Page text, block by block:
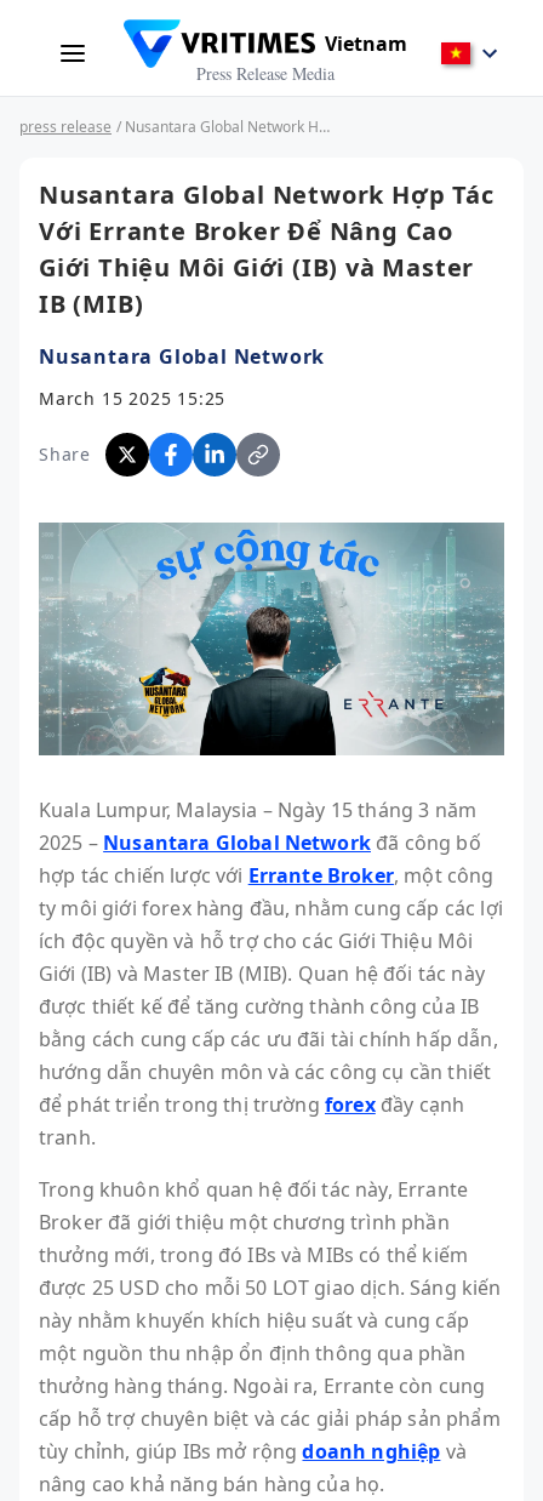
Vietnam
Press Release Media
press release / Nusantara Global Network Hợp Tác Với Errante Broker Để Nâng Cao Giới Thiệu Môi Giới (IB) và Master IB (MIB)
Nusantara Global Network Hợp Tác
Với Errante Broker Để Nâng Cao
Giới Thiệu Môi Giới (IB) và Master
IB (MIB)
Nusantara Global Network
March 15 2025 15:25
Share
Kuala Lumpur, Malaysia – Ngày 15 tháng 3 năm
2025 – Nusantara Global Networkđã công bố
hợp tác chiến lược với Errante Broker, một công
ty môi giới forex hàng đầu, nhằm cung cấp các lợi
ích độc quyền và hỗ trợ cho các Giới Thiệu Môi
Giới (IB) và Master IB (MIB). Quan hệ đối tác này
được thiết kế để tăng cường thành công của IB
bằng cách cung cấp các ưu đãi tài chính hấp dẫn,
hướng dẫn chuyên môn và các công cụ cần thiết
để phát triển trong thị trường forexđầy cạnh
tranh.
Trong khuôn khổ quan hệ đối tác này, Errante
Broker đã giới thiệu một chương trình phần
thưởng mới, trong đó IBs và MIBs có thể kiếm
được 25 USD cho mỗi 50 LOT giao dịch. Sáng kiến
này nhằm khuyến khích hiệu suất và cung cấp
một nguồn thu nhập ổn định thông qua phần
thưởng hàng tháng. Ngoài ra, Errante còn cung
cấp hỗ trợ chuyên biệt và các giải pháp sản phẩm
tùy chỉnh, giúp IBs mở rộngdoanh nghiệp và
nâng cao khả năng bán hàng của họ.